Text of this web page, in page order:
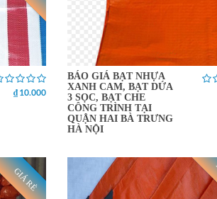
₫ 10.000
BÁO GIÁ BẠT NHỰA
XANH CAM, BẠT DỨA
3 SỌC, BẠT CHE
CÔNG TRÌNH TẠI
QUẬN HAI BÀ TRƯNG
HÀ NỘI
GIÁ RẺ